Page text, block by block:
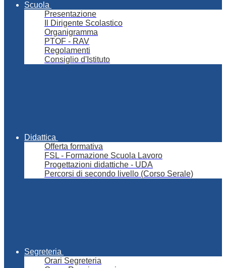
Scuola
Presentazione
Il Dirigente Scolastico
Organigramma
PTOF - RAV
Regolamenti
Consiglio d'Istituto
Didattica
Offerta formativa
FSL - Formazione Scuola Lavoro
Progettazioni didattiche - UDA
Percorsi di secondo livello (Corso Serale)
Segreteria
Orari Segreteria